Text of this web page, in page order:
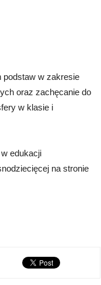
podstaw w zakresie
oraz zachęcanie do
w klasie i
edukacji
na stronie